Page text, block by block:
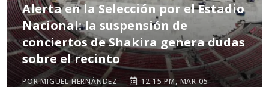
Alerta en la Selección por el Estadio
Nacional: la suspensión de
conciertos de Shakira genera dudas
sobre el recinto
POR MIGUEL HERNÁNDEZ 12:15 PM, MAR 05